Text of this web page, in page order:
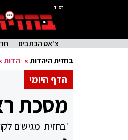
בס"ד
צ'אט הכתבים
בחזית היהדות» יהדות
הדף היומי
מסכת
'בחזית' מגישים